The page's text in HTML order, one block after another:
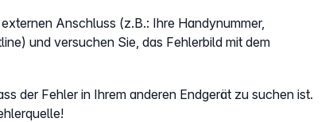
Anschluss (z.B.: Ihre Handynummer,
und versuchen Sie, das Fehlerbild mit dem
der Fehler in Ihrem anderen Endgerät zu suchen ist.